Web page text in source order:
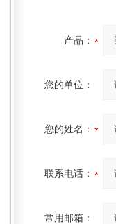
产品：
您的单位：
您的姓名：
联系电话：
常用邮箱：